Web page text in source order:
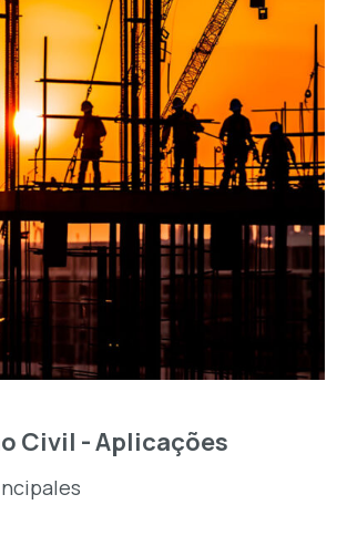
Civil - Aplicações